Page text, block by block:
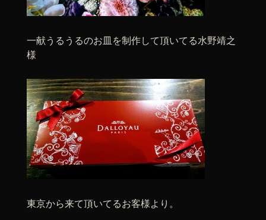
一献うるうるのお皿を制作して頂いてる水野靖之
様
東京から来て頂いてるお客様より。